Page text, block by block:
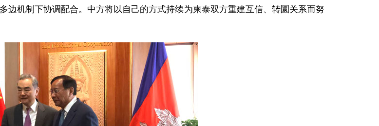
机制下协调配合。中方将以自己的方式持续为柬泰双方重建互信、转圜关系而努